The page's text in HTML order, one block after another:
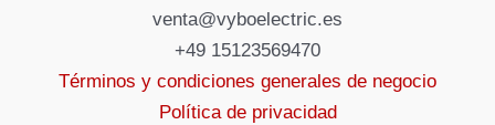
venta@vyboelectric.es
+49 15123569470
Términos y condiciones generales de negocio
Política de privacidad